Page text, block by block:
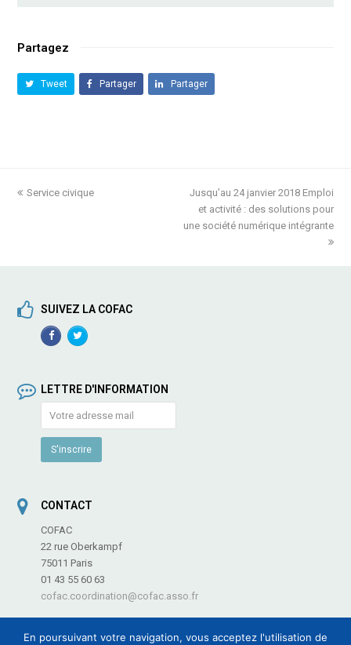
Partagez
Tweet Partager Partager
previous
Service civique
next
post:
Jusqu’au 24 janvier 2018 Emploi
et activité : des solutions pour
une société numérique intégrante
SUIVEZ LA COFAC
FacebookTwitterProfile
LETTRE D'INFORMATION
CONTACT
COFAC
22 rue Oberkampf
75011 Paris
01 43 55 60 63
cofac.coordination@cofac.asso.fr
En poursuivant votre navigation, vous acceptez l'utilisation de